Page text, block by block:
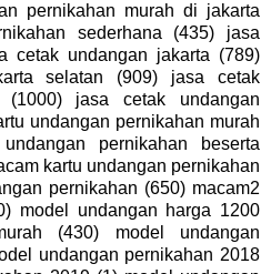
pernikahan murah di jakarta
sederhana (435) jasa
cetak undangan jakarta (789)
selatan (909) jasa cetak
(1000) jasa cetak undangan
undangan pernikahan murah
pernikahan beserta
kartu undangan pernikahan
pernikahan (650) macam2
model undangan harga 1200
(430) model undangan
undangan pernikahan 2018